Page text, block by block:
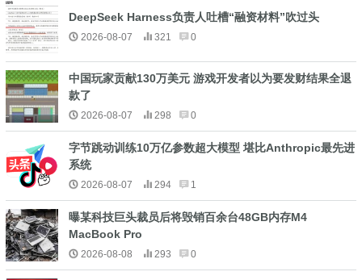
DeepSeek Harness负责人吐槽“融资材料”吹过头
2026-08-07 321 0
中国玩家贡献130万美元 游戏开发者以为要发财结果全退
款了
2026-08-07 298 0
字节跳动训练10万亿参数超大模型 堪比Anthropic最先进
系统
2026-08-07 294 1
曝某科技巨头裁员后将毁销百余台48GB内存M4
MacBook Pro
2026-08-08 293 0